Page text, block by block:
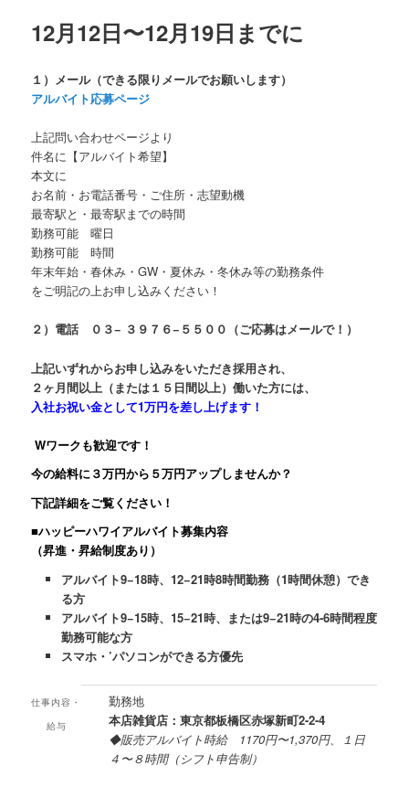
12月12日〜12月19日までに
１）メール（できる限りメールでお願いします）
アルバイト応募ページ
上記問い合わせページより
件名に【アルバイト希望】
本文に
お名前・お電話番号・ご住所・志望動機
最寄駅と・最寄駅までの時間
勤務可能 曜日
勤務可能 時間
年末年始・春休み・GW・夏休み・冬休み等の勤務条件
をご明記の上お申し込みください！
２）電話 ０３− ３９７６−５５００（ご応募はメールで！）
上記いずれからお申し込みをいただき採用され、
２ヶ月間以上（または１５日間以上）働いた方には、
入社お祝い金として1万円を差し上げます！
Wワークも歓迎です！
今の給料に３万円から５万円アップしませんか？
下記詳細をご覧ください！
■ハッピーハワイアルバイト募集内容
（昇進・昇給制度あり）
アルバイト9−18時、12−21時8時間勤務（1時間休憩）でき
る方
アルバイト9−15時、15−21時、または9−21時の4-6時間程度
勤務可能な方
スマホ・’パソコンができる方優先
仕事内容・
給与
勤務地
本店雑貨店：東京都板橋区赤塚新町2-2-4
◆販売アルバイト時給 1170円〜1,370円、１日
４〜８時間（シフト申告制）